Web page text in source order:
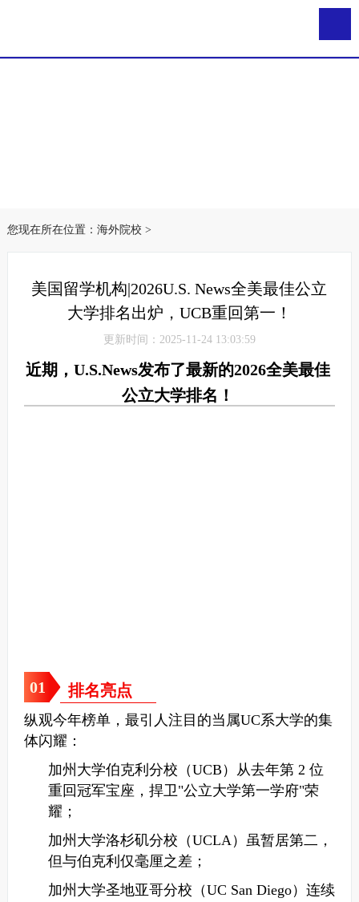
您现在所在位置： 海外院校 >
美国留学机构|2026U.S. News全美最佳公立
大学排名出炉，UCB重回第一！
更新时间：2025-11-24 13:03:59
近期，U.S.News发布了最新的2026全美最佳
公立大学排名！
01 排名亮点
纵观今年榜单，最引人注目的当属UC系大学的集
体闪耀：
加州大学伯克利分校（UCB）从去年第 2 位
重回冠军宝座，捍卫"公立大学第一学府"荣
耀；
加州大学洛杉矶分校（UCLA）虽暂居第二，
但与伯克利仅毫厘之差；
加州大学圣地亚哥分校（UC San Diego）连续